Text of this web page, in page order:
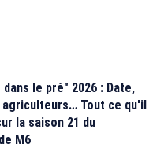
le pré" 2026 : Date,
agriculteurs… Tout ce qu'il
la saison 21 du
M6